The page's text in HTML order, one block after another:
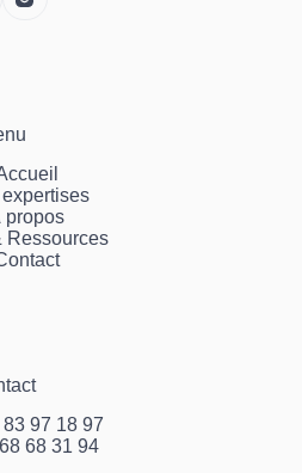
expertises
propos
Ressources
97 18 97
68 31 94